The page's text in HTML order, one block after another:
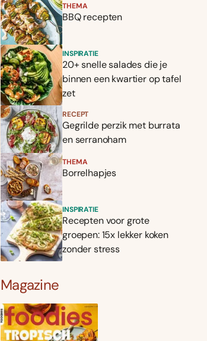
THEMA
BBQ recepten
INSPIRATIE
20+ snelle salades die je
binnen een kwartier op tafel
zet
RECEPT
Gegrilde perzik met burrata
en serranoham
THEMA
Borrelhapjes
INSPIRATIE
Recepten voor grote
groepen: 15x lekker koken
zonder stress
Magazine